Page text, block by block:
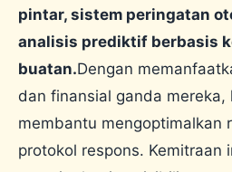
pintar, sistem peringatan
analisis prediktif berbasis
buatan.Dengan
dan finansial ganda mereka,
membantu mengoptimalkan
protokol respons. Kemitraan